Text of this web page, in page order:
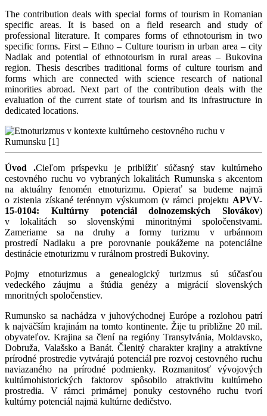
The contribution deals with special forms of tourism in Romanian
specific areas. It is based on a field research and study of
professional literature. It compares forms of ethnotourism in two
specific forms. First – Ethno – Culture tourism in urban area – city
Nadlak and potential of ethnotourism in rural areas – Bukovina
region. Thesis describes traditional forms of culture tourism and
forms which are connected with science research of national
minorities abroad. Next part of the contribution deals with the
evaluation of the current state of tourism and its infrastructure in
dedicated locations.
Úvod .Cieľom príspevku je priblížiť súčasný stav kultúrneho
cestovného ruchu vo vybraných lokalitách Rumunska s akcentom
na aktuálny fenomén etnoturizmu. Opierať sa budeme najmä
o zistenia získané terénnym výskumom (v rámci projektu APVV-
15-0104: Kultúrny potenciál dolnozemských Slovákov)
v lokalitách so slovenskými minoritnými spoločenstvami.
Zameriame sa na druhy a formy turizmu v urbánnom
prostredí Nadlaku a pre porovnanie poukážeme na potenciálne
destinácie etnoturizmu v rurálnom prostredí Bukoviny.
Pojmy etnoturizmus a genealogický turizmus sú súčasťou
vedeckého záujmu a štúdia genézy a migrácií slovenských
mnoritných spoločenstiev.
Rumunsko sa nachádza v juhovýchodnej Európe a rozlohou patrí
k najväčším krajinám na tomto kontinente. Žije tu približne 20 mil.
obyvateľov. Krajina sa člení na regióny Transylvánia, Moldavsko,
Dobruža, Valašsko a Banát. Členitý charakter krajiny a atraktívne
prírodné prostredie vytvárajú potenciál pre rozvoj cestovného ruchu
naviazaného na prírodné podmienky. Rozmanitosť vývojových
kultúrnohistorických faktorov spôsobilo atraktivitu kultúrneho
prostredia. V rámci primárnej ponuky cestovného ruchu tvorí
kultúrny potenciál najmä kultúrne dedičstvo.